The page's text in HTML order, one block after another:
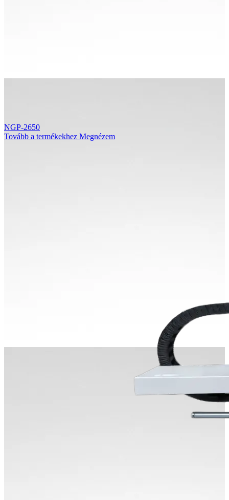
NGP-2650
Tovább a termékekhez Megnézem